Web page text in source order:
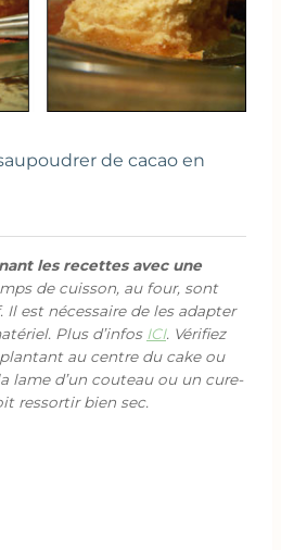
de cacao en
les recettes avec une
de cuisson, au four, sont
est nécessaire de les adapter
Plus d’infos ICI. Vérifiez
au centre du cake ou
lame d’un couteau ou un cure-
ressortir bien sec.